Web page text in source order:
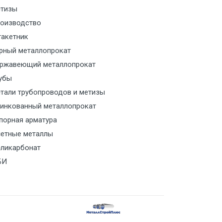
за МКАД
с транспортным
с транспортным
с транспортным
металлопрокат
металлопрокат
трубопроводов и метизы
металлопрокат
арматура
металлы